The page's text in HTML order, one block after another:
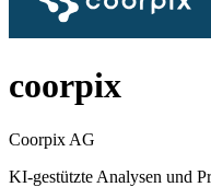
coorpix
Coorpix AG
KI-gestützte Analysen und